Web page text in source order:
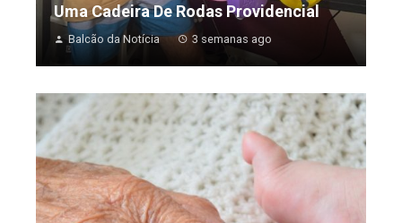
Uma Cadeira De Rodas Providencial
Balcão da Notícia 3 semanas ago